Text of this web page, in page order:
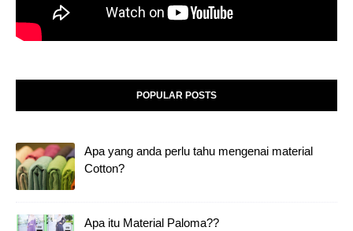
POPULAR POSTS
Apa yang anda perlu tahu mengenai material
Cotton?
Apa itu Material Paloma??